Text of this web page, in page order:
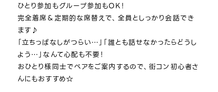
ひとり参加もグループ参加もOK！
完全着席＆定期的な席替えで、全員としっかり会話でき
ます♪
「立ちっぱなしがつらい…」「誰とも話せなかったらどうし
よう…」なんて心配も不要！
おひとり様同士でペアをご案内するので、街コン初心者さ
んにもおすすめ☆